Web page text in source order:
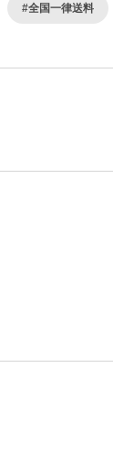
#全国一律送料